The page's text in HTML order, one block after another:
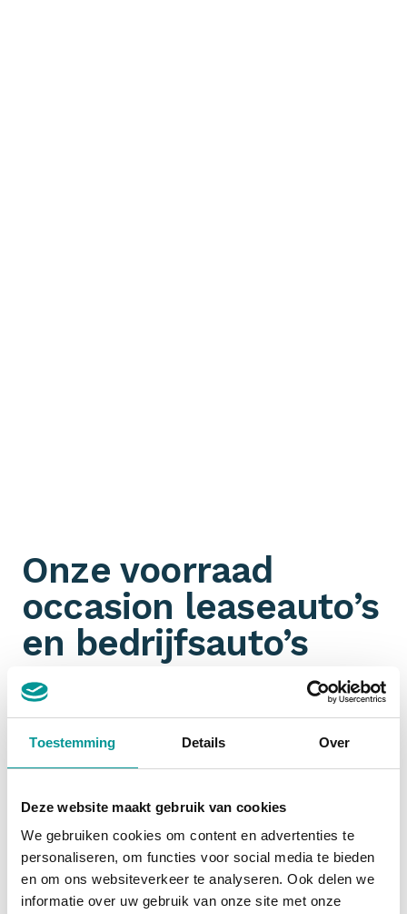
Toestemming Details Over
Deze website maakt gebruik van cookies
We gebruiken cookies om content en advertenties te
personaliseren, om functies voor social media te bieden
en om ons websiteverkeer te analyseren. Ook delen we
informatie over uw gebruik van onze site met onze
Onze voorraad
occasion leaseauto’s
en bedrijfsauto’s
Omdat wij aangesloten zijn bij talloze
partners
hebben wij een ongeëvenaarde voorraad aan jonge
ook nog eens gemakkelijk op
start dus bij De Lease Financier!
Financial lease occasion
Zakelijk een occasionfinancial leasen is slim. De